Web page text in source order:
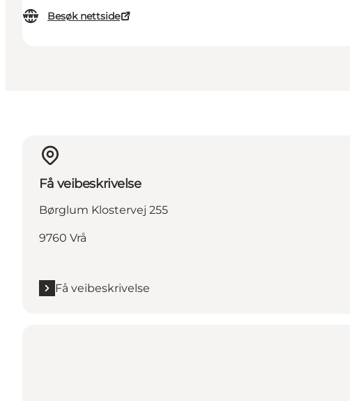
Besøk nettside
Få veibeskrivelse
Børglum Klostervej 255
9760 Vrå
Få veibeskrivelse